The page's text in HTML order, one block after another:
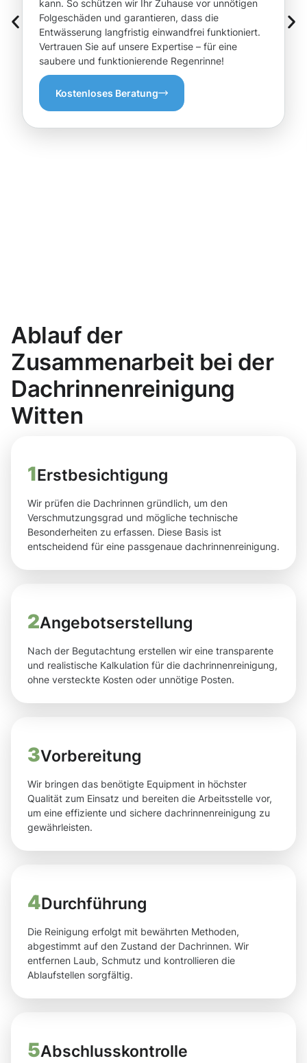
kann. So schützen wir Ihr Zuhause vor unnötigen
Folgeschäden und garantieren, dass die
Entwässerung langfristig einwandfrei funktioniert.
Vertrauen Sie auf unsere Expertise – für eine
saubere und funktionierende Regenrinne!
Kostenloses Beratung
Ablauf der
Zusammenarbeit bei der
Dachrinnenreinigung
Witten
1Erstbesichtigung
Wir prüfen die Dachrinnen gründlich, um den
Verschmutzungsgrad und mögliche technische
Besonderheiten zu erfassen. Diese Basis ist
entscheidend für eine passgenaue dachrinnenreinigung.
2Angebotserstellung
Nach der Begutachtung erstellen wir eine transparente
und realistische Kalkulation für die dachrinnenreinigung,
ohne versteckte Kosten oder unnötige Posten.
3Vorbereitung
Wir bringen das benötigte Equipment in höchster
Qualität zum Einsatz und bereiten die Arbeitsstelle vor,
um eine effiziente und sichere dachrinnenreinigung zu
gewährleisten.
4Durchführung
Die Reinigung erfolgt mit bewährten Methoden,
abgestimmt auf den Zustand der Dachrinnen. Wir
entfernen Laub, Schmutz und kontrollieren die
Ablaufstellen sorgfältig.
5Abschlusskontrolle